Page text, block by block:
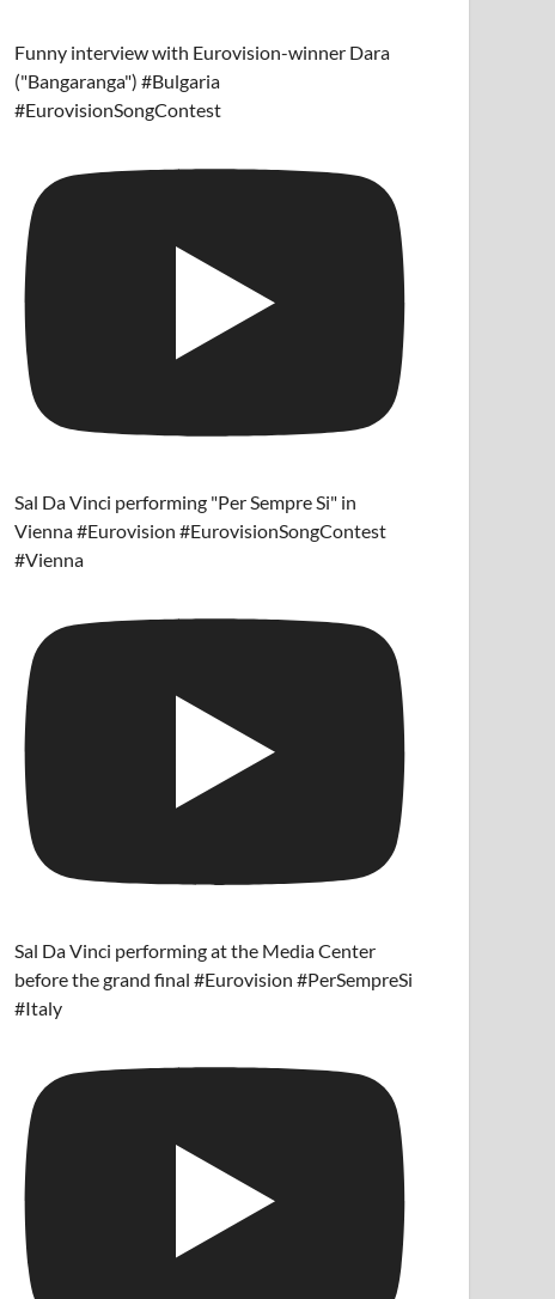
Funny interview with Eurovision-winner Dara
("Bangaranga") #Bulgaria
#EurovisionSongContest
Sal Da Vinci performing "Per Sempre Si" in
Vienna #Eurovision #EurovisionSongContest
#Vienna
Sal Da Vinci performing at the Media Center
before the grand final #Eurovision #PerSempreSi
#Italy